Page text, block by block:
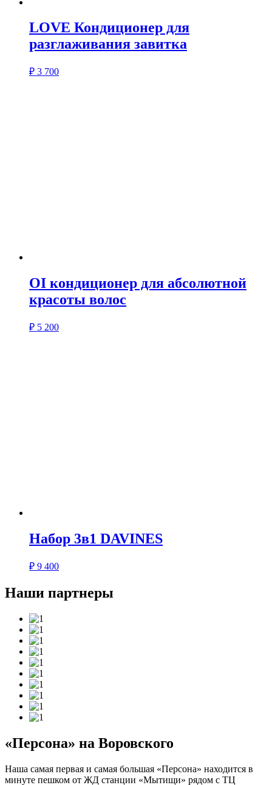
LOVE Кондиционер для
разглаживания завитка
₽ 3 700
OI кондиционер для абсолютной
красоты волос
₽ 5 200
Набор 3в1 DAVINES
₽ 9 400
Наши партнеры
«Персона» на Воровского
Наша самая первая и самая большая «Персона» находится в
минуте пешком от ЖД станции «Мытищи» рядом с ТЦ